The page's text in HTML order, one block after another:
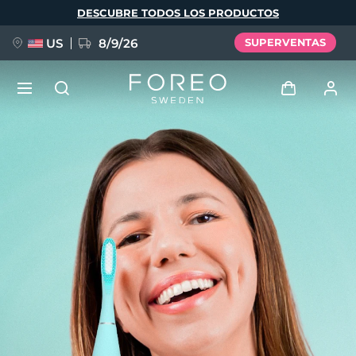
DESCUBRE TODOS LOS PRODUCTOS
US 8/9/26 SUPERVENTAS
Perfil de usuario
Mis dispositivos
Mis pedidos
Mis direcciones
Mis suscripciones
FAQ™ Pure Beauty-Tech Elixir
BREAKING NEWS
issa™ Teeth Whitening Set
Deutsch
Español
Français
Italiano
Português
Svenska
Русский
简体中文 繁體中文